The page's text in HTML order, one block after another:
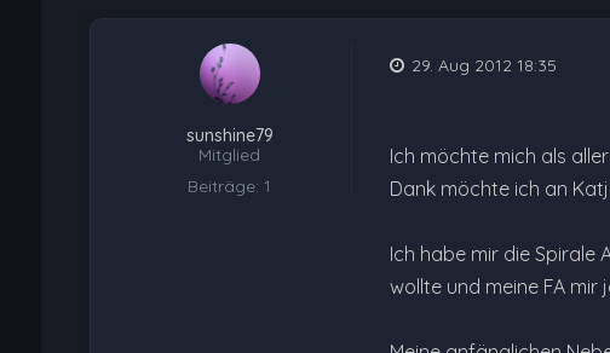
sunshine79
Mitglied
Beiträge: 1
29. Aug 2012 18:35
Ich möchte mich als
Dank möchte ich an
Ich habe mir die Spirale
wollte und meine FA mir